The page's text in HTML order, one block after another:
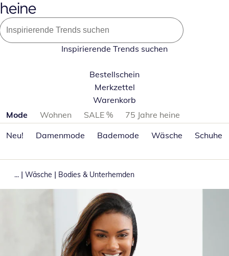
Inspirierende Trends suchen
Bestellschein
Merkzettel
Warenkorb
Produktkategorien überspringen
Mode Wohnen SALE %
75 Jahre heine
Neu!
Damenmode Bademode Wäsche Schuhe
... | Wäsche | Bodies & Unterhemden